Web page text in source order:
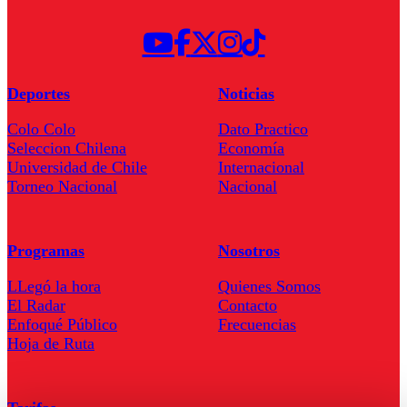
Deportes
Colo Colo
Seleccion Chilena
Universidad de Chile
Torneo Nacional
Noticias
Dato Practico
Economía
Internacional
Nacional
Programas
LLegó la hora
El Radar
Enfoqué Público
Hoja de Ruta
Nosotros
Quienes Somos
Contacto
Frecuencias